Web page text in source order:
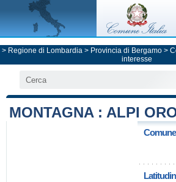
> Regione di Lombardia> Provincia di Bergamo>
interesse
MONTAGNA : ALPI
Comune